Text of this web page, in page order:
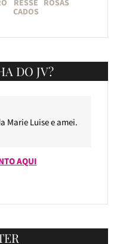
RESSE
CADOS
ROSAS
DO JV?
Marie Luise e amei.
AQUI